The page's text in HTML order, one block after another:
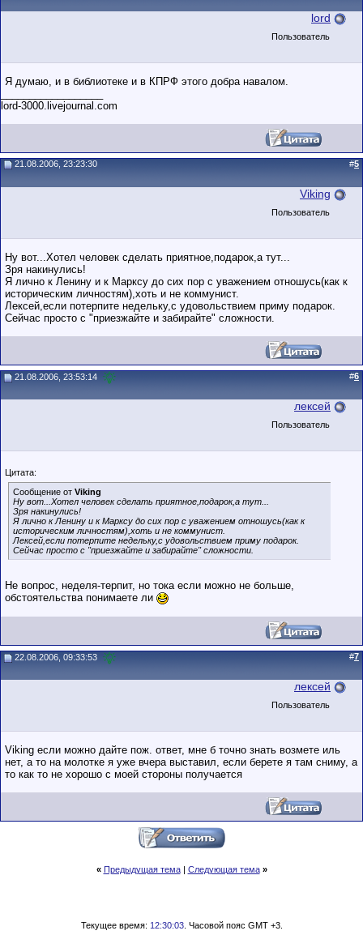
lord
Пользователь
Я думаю, и в библиотеке и в КПРФ этого добра навалом.
lord-3000.livejournal.com
21.08.2006, 23:23:30 #5
Viking
Пользователь
Ну вот...Хотел человек сделать приятное,подарок,а тут...
Зря накинулись!
Я лично к Ленину и к Марксу до сих пор с уважением отношусь(как к
историческим личностям),хоть и не коммунист.
Лексей,если потерпите недельку,с удовольствием приму подарок.
Сейчас просто с "приезжайте и забирайте" сложности.
21.08.2006, 23:53:14 #6
лексей
Пользователь
Цитата:
Сообщение от Viking
Ну вот...Хотел человек сделать приятное,подарок,а тут...
Зря накинулись!
Я лично к Ленину и к Марксу до сих пор с уважением отношусь(как к
историческим личностям),хоть и не коммунист.
Лексей,если потерпите недельку,с удовольствием приму подарок.
Сейчас просто с "приезжайте и забирайте" сложности.
Не вопрос, неделя-терпит, но тока если можно не больше,
обстоятельства понимаете ли
22.08.2006, 09:33:53 #7
лексей
Пользователь
Viking если можно дайте пож. ответ, мне б точно знать возмете иль
нет, а то на молотке я уже вчера выставил, если берете я там сниму, а
то как то не хорошо с моей стороны получается
« Предыдущая тема| Следующая тема »
Текущее время: 12:30:03. Часовой пояс GMT +3.